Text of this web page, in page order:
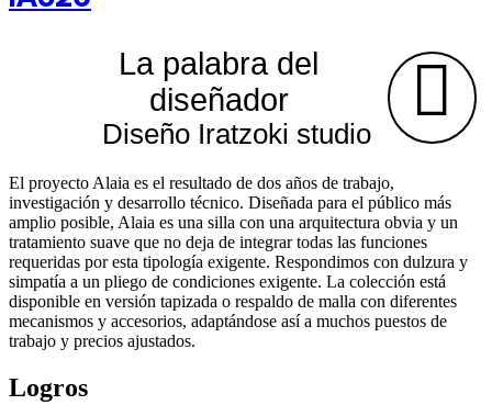
La palabra del
diseñador
Diseño Iratzoki studio
El proyecto Alaia es el resultado de dos años de trabajo,
investigación y desarrollo técnico. Diseñada para el público más
amplio posible, Alaia es una silla con una arquitectura obvia y un
tratamiento suave que no deja de integrar todas las funciones
requeridas por esta tipología exigente. Respondimos con dulzura y
simpatía a un pliego de condiciones exigente. La colección está
disponible en versión tapizada o respaldo de malla con diferentes
mecanismos y accesorios, adaptándose así a muchos puestos de
trabajo y precios ajustados.
Logros